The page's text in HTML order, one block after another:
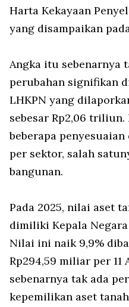
Harta Kekayaan
yang disampaikan
Angka itu sebenarnya
perubahan signifikan
LHKPN yang
sebesar Rp2,06
beberapa
per sektor, salah
bangunan.
Pada 2025, nilai aset
dimiliki Kepala Negara
Nilai ini naik 9,9%
Rp294,59 miliar per 11
sebenarnya tak ada
kepemilikan aset